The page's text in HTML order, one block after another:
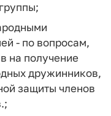
- по вопросам,
на получение
дружинников,
защиты членов